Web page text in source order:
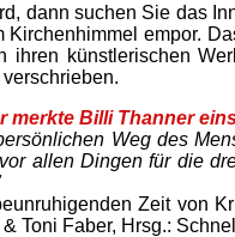
dann suchen Sie das
Kirchenhimmel empor.
künstlerischen
merkte Billi Thanner
Weg des
allen Dingen für die
Zeit von
Toni Faber, Hrsg.: